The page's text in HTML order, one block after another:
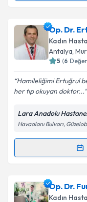
takvim
E-posta
kapsamda
Op. Dr.
Kadın
Antalya,
5 (6
Hamileliğimi Ertuğrul
her tıp okuyan doktor...
Lara Anadolu
Havaalanı Bulvarı,
Randevu
Op. Dr.
oluşturun. Size
Op. Dr.
Kadın